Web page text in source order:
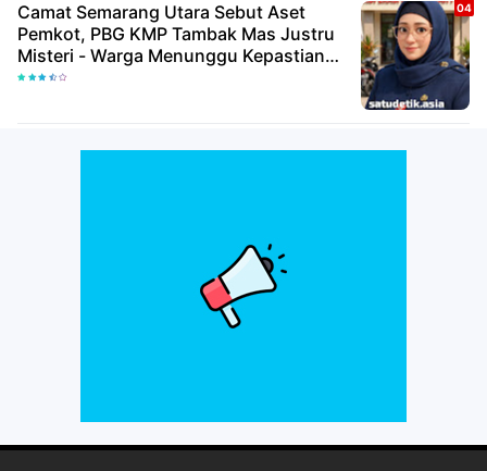
Camat Semarang Utara Sebut Aset
Pemkot, PBG KMP Tambak Mas Justru
Misteri - Warga Menunggu Kepastian
Hukum